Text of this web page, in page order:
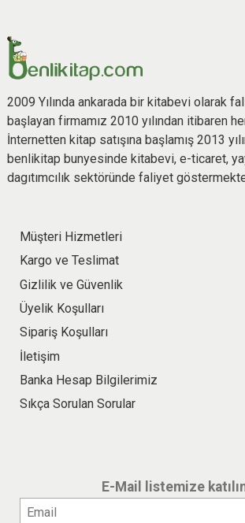
2009 Yılında ankarada bir kitabevi olarak
başlayan firmamız 2010 yılından itibaren
İnternetten kitap satışına başlamış 2013
benlikitap bunyesinde kitabevi, e-ticaret,
dagıtımcılık sektöründe faliyet
Müşteri Hizmetleri
Kargo ve Teslimat
Gizlilik ve Güvenlik
Üyelik Koşulları
Sipariş Koşulları
İletişim
Banka Hesap Bilgilerimiz
Sıkça Sorulan Sorular
E-Mail listemize